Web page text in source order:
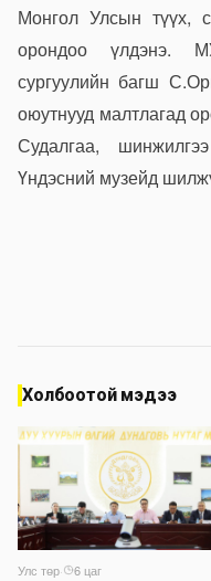
Монгол Улсын түүх,
орондоо үлдэнэ.
сургуулийн багш
оюутнууд малтлагад
Судалгаа,
Үндэсний музейд
Холбоотой мэдээ
Улс төр·
6 цаг